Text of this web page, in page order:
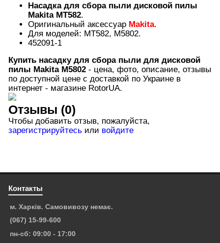
Насадка для сбора пыли дисковой пилы
Makita MT582.
Оригинальный аксессуар Makita.
Для моделей: MT582, M5802.
452091-1
Купить насадку для сбора пыли для дисковой
пилы Makita M5802- цена, фото, описание, отзывы
по доступной цене с доставкой по Украине в
интернет - магазине RotorUA.
Отзывы (0)
Чтобы добавить отзыв, пожалуйста,
зарегистрируйтесьили войдите
Контакты
м. Харків. Самовивозу немає.
(067) 15-99-600
пн-сб: 09:00 - 17:00